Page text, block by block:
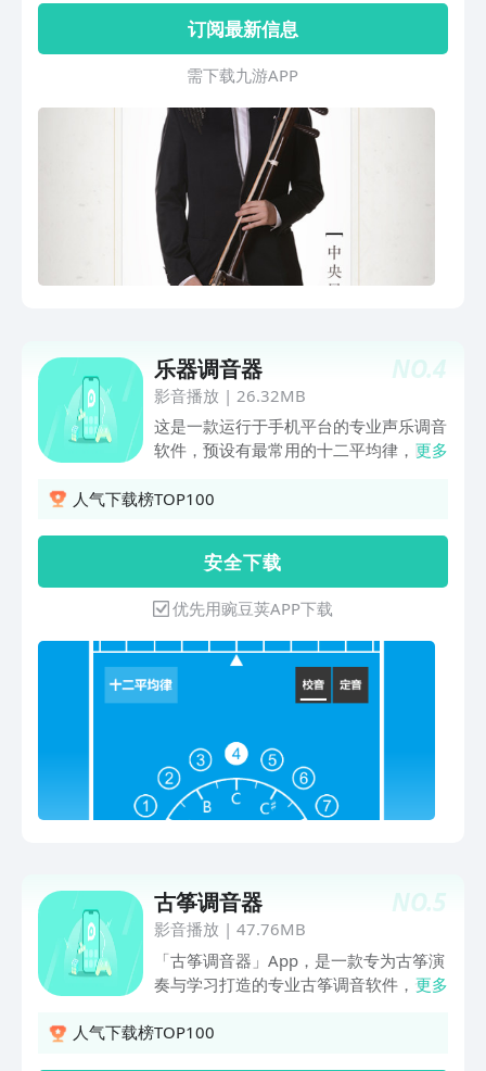
配主流胡琴类乐器，及民族管弦乐团的弦
乐乐器，提供：二胡、板胡、京胡、京二
胡、高胡、中胡、椰胡、曲胡、低胡、大
胡、革胡、坠胡、二弦、头弦、大筒、四
胡、马骨胡、马头琴、艾捷克、哈尔扎
克、翁子、大提琴、低音提琴。App 软
件有3大功能模块，分别是调音器、节拍
器、教学。调音器，提供：听音模式、自
动定弦、高级调音模式、十二平均律、二
胡弓法，共5种调音模式。其中，听音模
式，提供：二胡、三十六簧笙、三角钢
琴、扬琴，共4种基准音模式；其中，二
器，提供：击鼓锤、打节拍、木鱼、踩
镲、击鼓边、人声(中文)、人声(英文)，共
7种节拍器音源。由软件代言人及艺术顾
问，中国广播民族乐团著名打击乐演奏家
人及艺术顾问，中央民族乐团著名二胡演
订阅最新信息
需 下 载 九 游 A P P
NO.4
乐器调音器
影音播放 | 26.32MB
这是一款运行于手机平台的专业声乐调音
软件，预设有最常用的十二平均律，以及
器调音界面，支持校音和定音两种工作模
能已涵盖了市面绝大多数电子调音器的能
力，是声乐演奏者与调音师不可多得的手
机应用。
更多
人气下载榜TOP100
安 全 下 载
优先用豌豆荚APP下载
NO.5
古筝调音器
影音播放 | 47.76MB
「古筝调音器」App，是一款专为古筝演
奏与学习打造的专业古筝调音软件，全面
题。本款古筝调音器基于真实古筝音色采
更多
人气下载榜TOP100